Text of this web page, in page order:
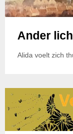
Ander
Alida voelt zich